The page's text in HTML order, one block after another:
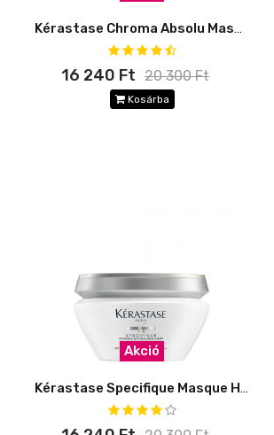
Kérastase Chroma Absolu Masque Chroma Filler
16 240 Ft 20 300 Ft
Kosárba
Akció
Kérastase Specifique Masque Hydra-Apaisant